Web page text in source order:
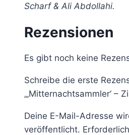
Scharf & Ali Abdollahi.
Rezensionen
Es gibt noch keine
Schreibe die erste
„‚Mitternachtsammler‘ –
Deine E-Mail-Adresse
veröffentlicht.